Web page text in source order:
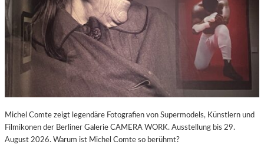
Michel Comte zeigt legendäre Fotografien von Supermodels, Künstlern und
Filmikonen der Berliner Galerie CAMERA WORK. Ausstellung bis 29.
August 2026. Warum ist Michel Comte so berühmt?